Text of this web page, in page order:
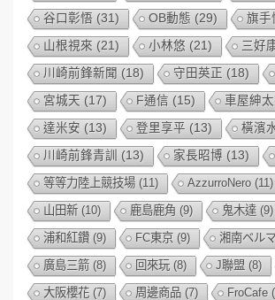
谷口彰悟 (31) OB動態 (29) 旗手
山根視來 (21) 小林悠 (21) 三好
川崎前鋒新聞 (18) 守田英正 (18)
宮城天 (17) F通信 (15) 車屋紳
達米安 (13) 登里享平 (13) 橫濱
川崎前鋒青訓 (13) 家長昭博 (13)
等等力陸上競技場 (11) AzzurroNero (11)
山田新 (10) 鹿島鹿角 (9) 鬼木達 (9)
浦和紅鑽 (9) FC東京 (9) 湘南ベル
廣島三箭 (8) 回來玩 (8) J聯盟 (8)
大阪櫻花 (7) 周邊商品 (7) FroCafe